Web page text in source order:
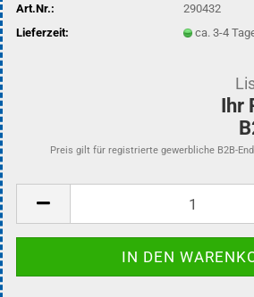
Art.Nr.:
290432
Lieferzeit:
ca. 3-4
Ihr
Preis gilt für registrierte gewerbliche B2B-